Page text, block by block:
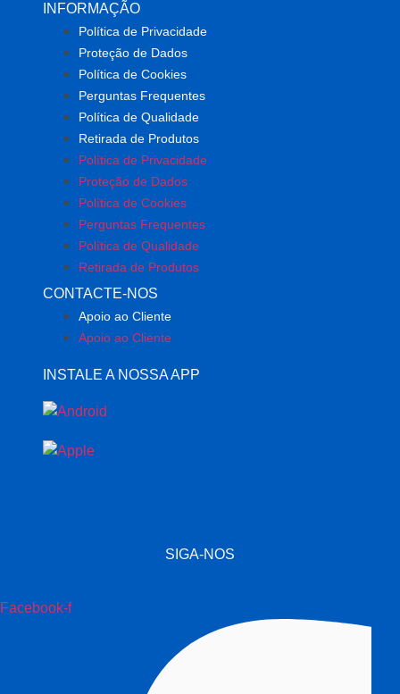
INFORMAÇÃO
Política de Privacidade
Proteção de Dados
Política de Cookies
Perguntas Frequentes
Política de Qualidade
Retirada de Produtos
Política de Privacidade
Proteção de Dados
Política de Cookies
Perguntas Frequentes
Política de Qualidade
Retirada de Produtos
CONTACTE-NOS
Apoio ao Cliente
Apoio ao Cliente
INSTALE A NOSSA APP
SIGA-NOS
Facebook-f